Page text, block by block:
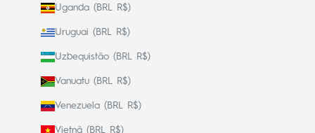
Uganda (BRL R$)
Uruguai (BRL R$)
Uzbequistão (BRL R$)
Vanuatu (BRL R$)
Venezuela (BRL R$)
Vietnã (BRL R$)